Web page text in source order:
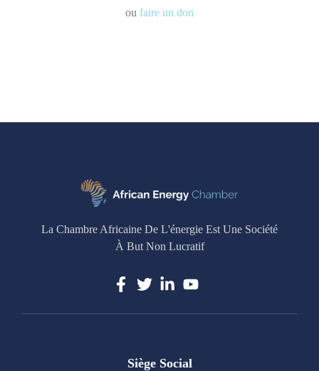
ou faire un don
La Chambre Africaine De L'énergie Est Une Société
À But Non Lucratif
Siège Social